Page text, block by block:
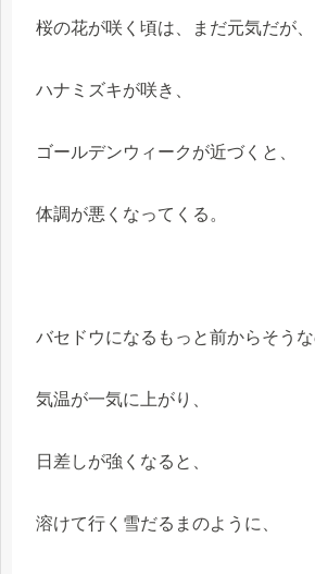
桜の花が咲く頃は、まだ元気だが、
ハナミズキが咲き、
ゴールデンウィークが近づくと、
体調が悪くなってくる。
バセドウになるもっと前からそうな
気温が一気に上がり、
日差しが強くなると、
溶けて行く雪だるまのように、